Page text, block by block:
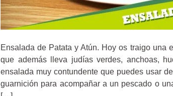
Ensalada de Patata y Atún. Hoy os traigo una
que además lleva judías verdes, anchoas,
ensalada muy contundente que puedes usar
guarnición para acompañar a un pescado o